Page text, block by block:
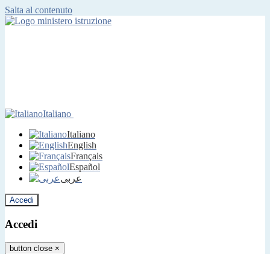
Salta al contenuto
Italiano
Italiano
English
Français
Español
عربى
Accedi
Accedi
button close ×